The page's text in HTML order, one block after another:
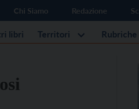
Chi Siamo Redazione
libri Territori Rubriche